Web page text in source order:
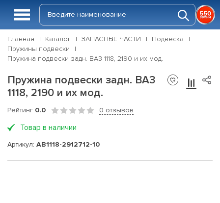
Главная Каталог ЗАПАСНЫЕ ЧАСТИ
Подвеска
Пружины подвески
Пружина подвески задн. ВАЗ 1118, 2190 и их мод.
Пружина подвески задн. ВАЗ
1118, 2190 и их мод.
Рейтинг 0.0 0 отзывов
Товар в наличии
Артикул: АВ1118-2912712-10